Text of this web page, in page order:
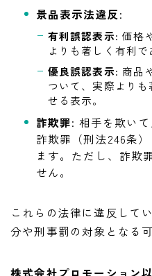
景品表示法違反:
有利誤認表示: 価格
よりも著しく有利で
優良誤認表示: 商品
ついて、実際より
せる表示。
詐欺罪: 相手を欺いて
詐欺罪（刑法246条
ます。ただし、詐欺
せん。
これらの法律に違反して
分や刑事罰の対象となる
株式会社プロモーション